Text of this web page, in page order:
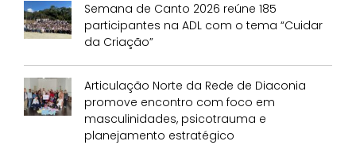
Semana de Canto 2026 reúne 185
participantes na ADL com o tema “Cuidar
da Criação”
Articulação Norte da Rede de Diaconia
promove encontro com foco em
masculinidades, psicotrauma e
planejamento estratégico